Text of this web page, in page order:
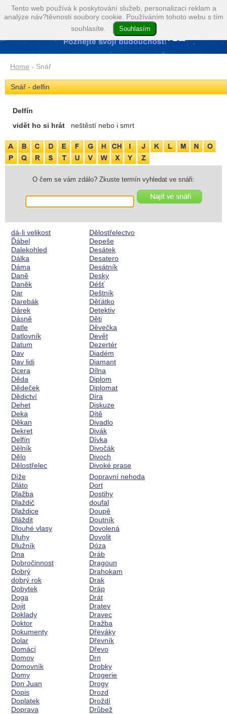
Home - Snář
Snář - delfin
Delfín
vidět ho si hrát
neštěstí nebo i smrt
O čem se vám zdálo? Zkuste termín vyhledat ve snáři:
dá-li velikost
Ďábel
Dalekohled
Dálka
Dáma
Daně
Daněk
Dar
Darebák
Dárek
Dásně
Datle
Datlovník
Datum
Dav
Dav lidi
Dcera
Děda
Dědeček
Dědictví
Dehet
Deka
Děkan
Dekret
Delfín
Dělník
Dělo
Dělostřelec
Dělostřelectvo
Depeše
Desátek
Desatero
Desátník
Desky
Déšť
Deštník
Děťátko
Detektiv
Děti
Děvečka
Devět
Dezertér
Diadém
Diamant
Dílna
Diplom
Diplomat
Díra
Diskuze
Dítě
Divadlo
Divák
Dívka
Divočák
Divoch
Divoké prase
Díže
Dláto
Dlažba
Dlaždič
Dlaždice
Dláždit
Dlouhé vlasy
Dluhy
Dlužník
Dna
Dobročinnost
Dobrý
dobrý rok
Dobytek
Doga
Dojit
Doklady
Doktor
Dokumenty
Dolar
Domácí
Domov
Domovník
Domy
Don Juan
Dopis
Doplatek
Doprava
Dopravní nehoda
Dort
Dostihy
doufal
Doupě
Doutník
Dovolená
Dovolit
Dóza
Dráb
Dragoun
Drahokam
Drak
Dráp
Drát
Dratev
Dravec
Dražba
Dřeváky
Dřevník
Dřevo
Drn
Drobky
Drogerie
Drogy
Drozd
Droždí
Drůbež
Tento web používá k poskytování služeb, personalizaci reklam a
analýze náv?těvnosti soubory cookie. Používáním tohoto webu s tím
souhlasíte.